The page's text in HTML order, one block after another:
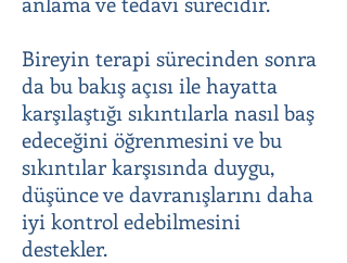
Bireyin terapi sürecinden sonra
da bu bakış açısı ile hayatta
karşılaştığı sıkıntılarla nasıl baş
edeceğini öğrenmesini ve bu
sıkıntılar karşısında duygu,
düşünce ve davranışlarını daha
iyi kontrol edebilmesini
destekler.